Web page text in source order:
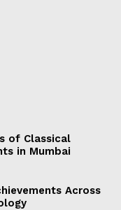
of Classical
in Mumbai
Across